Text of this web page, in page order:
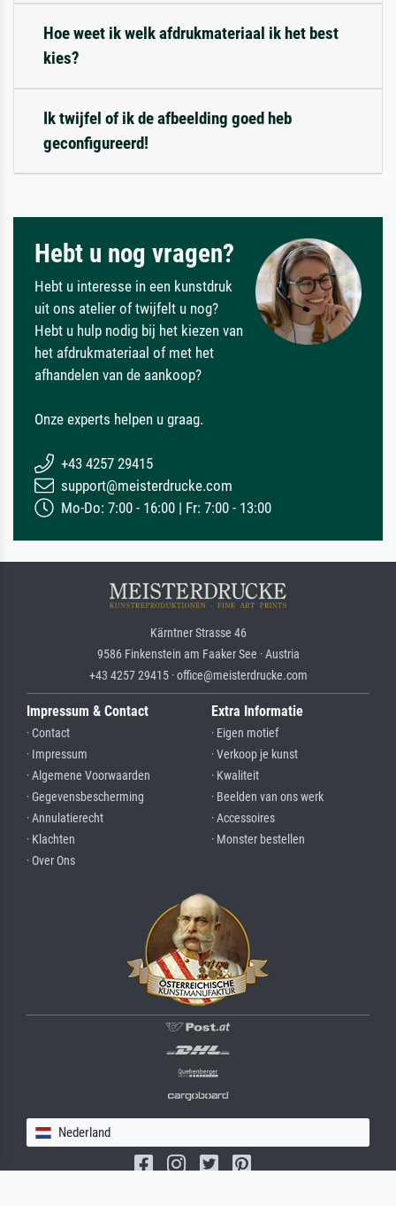
Hoe weet ik welk afdrukmateriaal ik het best
kies?
Ik twijfel of ik de afbeelding goed heb
geconfigureerd!
Hebt u nog vragen?
Hebt u interesse in een kunstdruk
uit ons atelier of twijfelt u nog?
Hebt u hulp nodig bij het kiezen van
het afdrukmateriaal of met het
afhandelen van de aankoop?
Onze experts helpen u graag.
+43 4257 29415
support@meisterdrucke.com
Mo-Do: 7:00 - 16:00 | Fr: 7:00 - 13:00
Kärntner Strasse 46
9586 Finkenstein am Faaker See · Austria
+43 4257 29415 · office@meisterdrucke.com
Impressum & Contact
· Contact
· Impressum
· Algemene Voorwaarden
· Gegevensbescherming
· Annulatierecht
· Klachten
· Over Ons
Extra Informatie
· Eigen motief
· Verkoop je kunst
· Kwaliteit
· Beelden van ons werk
· Accessoires
· Monster bestellen
Nederland